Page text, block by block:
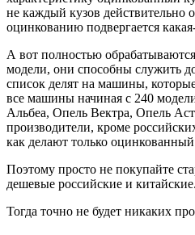
не каждый кузов
оцинкованию подвергается
А вот полностью
модели, они способны служить
список делят на машины,
все машины начиная с 240
Альбеа, Опель Вектра, Опель
производители, кроме
как делают только оцинкованный
Поэтому просто не покупайте
дешевые российские и китайские.
Тогда точно не будет никаких